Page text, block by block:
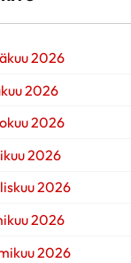
2026
2026
2026
2026
2026
2026
2026